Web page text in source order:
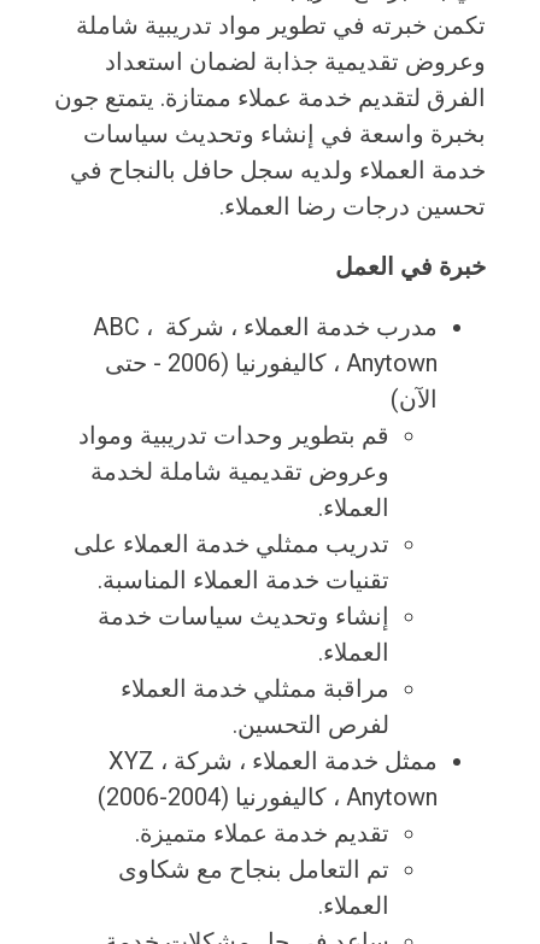
تكمن خبرته في تطوير مواد تدريبية شاملة
وعروض تقديمية جذابة لضمان استعداد
الفرق لتقديم خدمة عملاء ممتازة. يتمتع جون
بخبرة واسعة في إنشاء وتحديث سياسات
خدمة العملاء ولديه سجل حافل بالنجاح في
تحسين درجات رضا العملاء.
خبرة في العمل
مدرب خدمة العملاء ، شركة ABC ، ​​
Anytown ، كاليفورنيا (2006 - حتى
الآن)
قم بتطوير وحدات تدريبية ومواد
وعروض تقديمية شاملة لخدمة
العملاء.
تدريب ممثلي خدمة العملاء على
تقنيات خدمة العملاء المناسبة.
إنشاء وتحديث سياسات خدمة
العملاء.
مراقبة ممثلي خدمة العملاء
لفرص التحسين.
ممثل خدمة العملاء ، شركة XYZ ،
Anytown ، كاليفورنيا (2004-2006)
تقديم خدمة عملاء متميزة.
تم التعامل بنجاح مع شكاوى
العملاء.